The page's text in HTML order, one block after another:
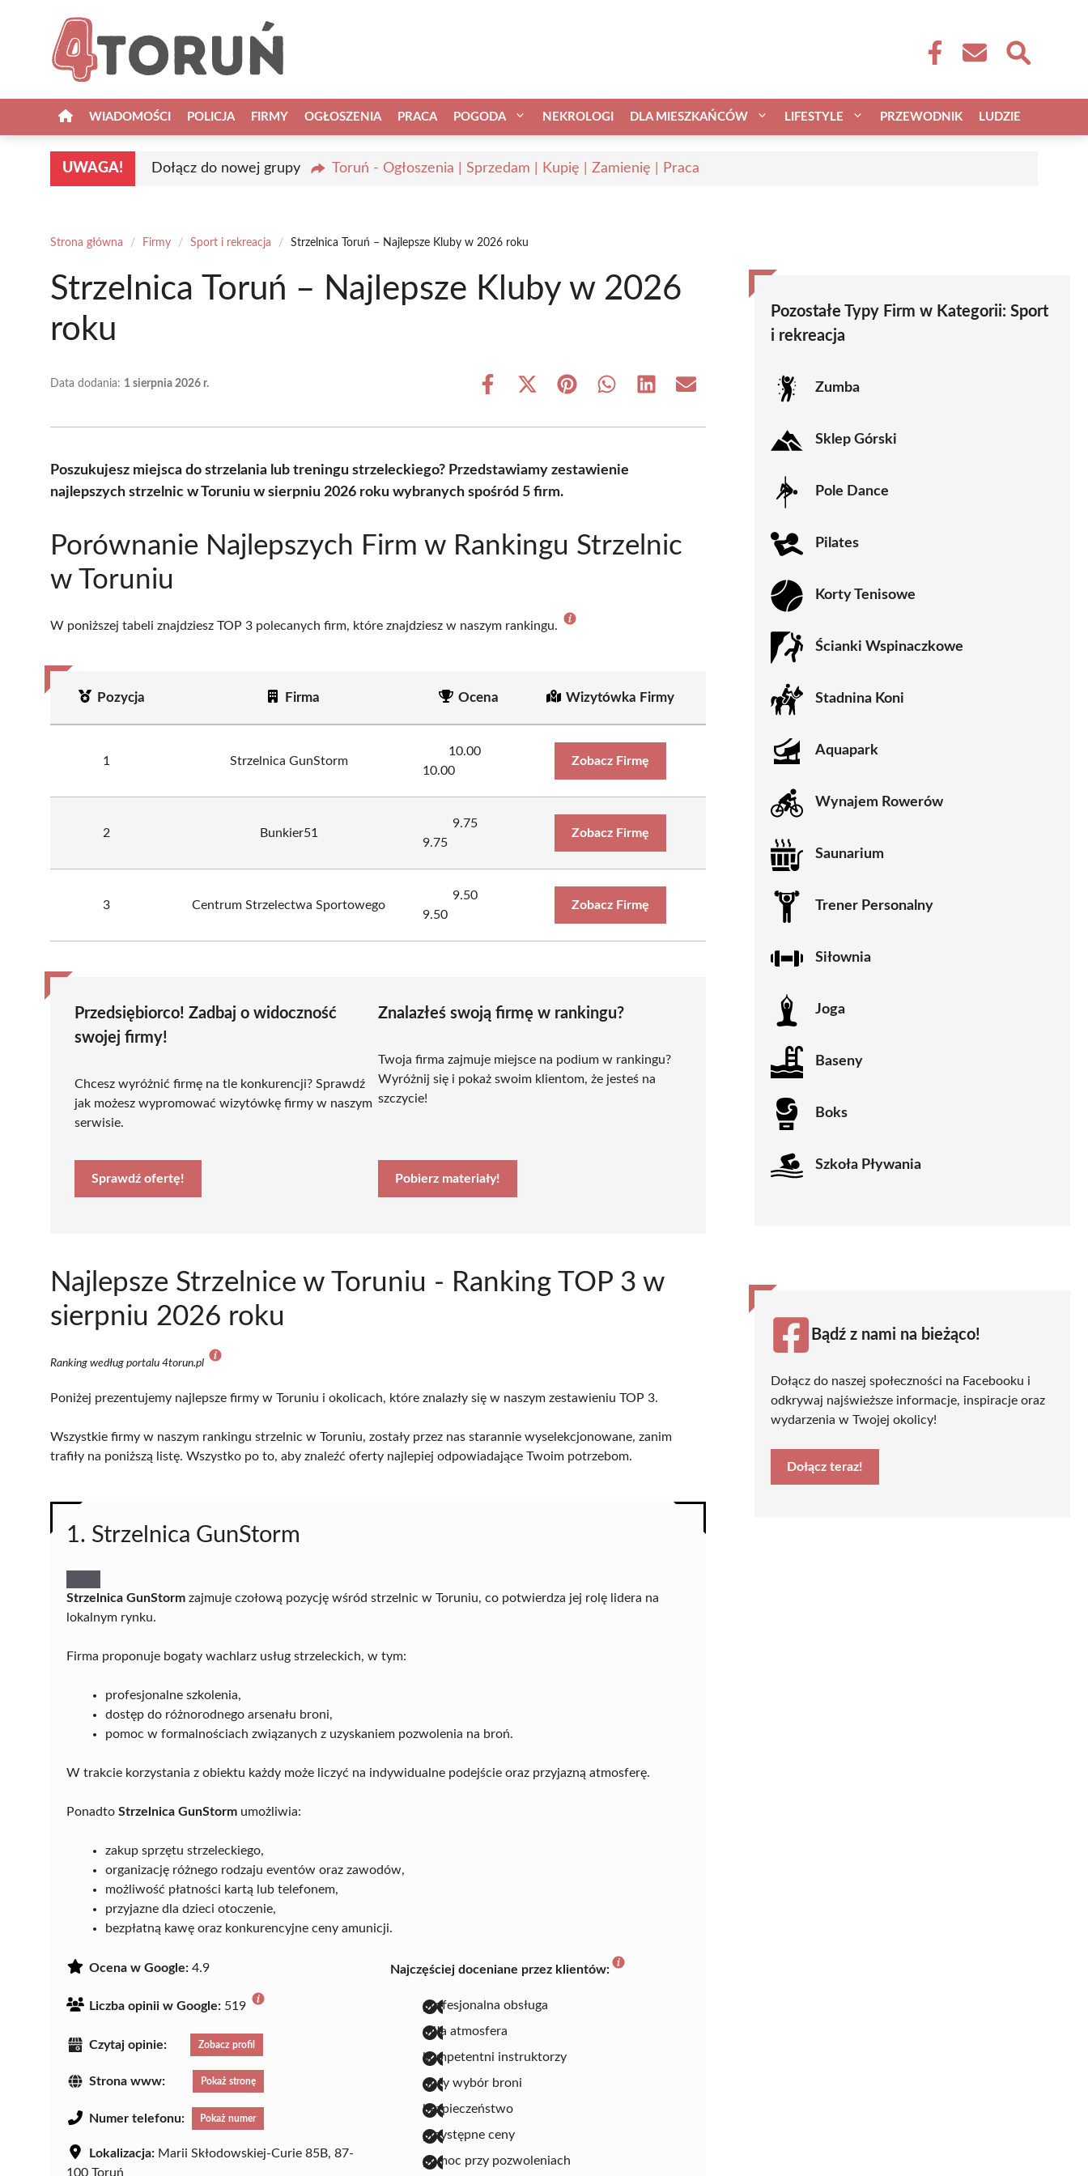
WIADOMOŚCI POLICJA FIRMY OGŁOSZENIA PRACA POGODA NEKROLOGI DLA MIESZKAŃCÓW LIFESTYLE PRZEWODNIK LUDZIE
UWAGA! Dołącz do nowej grupy Toruń - Ogłoszenia | Sprzedam | Kupię | Zamienię | Praca
Strona główna / Firmy / Sport i rekreacja / Strzelnica Toruń – Najlepsze Kluby w 2026 roku
Strzelnica Toruń – Najlepsze Kluby w 2026
roku
Data dodania: 1 sierpnia 2026 r.
Share
Share
(Twitter)
Share Share Share Share
Poszukujesz miejsca do strzelania lub treningu strzeleckiego? Przedstawiamy zestawienie
najlepszych strzelnic w Toruniu w sierpniu 2026 roku wybranych spośród 5 firm.
Porównanie Najlepszych Firm w Rankingu Strzelnic
w Toruniu
W poniższej tabeli znajdziesz TOP 3 polecanych firm, które znajdziesz w naszym rankingu.
Pozycja Firma Ocena Wizytówka Firmy
1 Strzelnica GunStorm
10.00
10.00
Zobacz Firmę
2 Bunkier51
9.75
9.75
Zobacz Firmę
3 Centrum Strzelectwa Sportowego
9.50
9.50
Zobacz Firmę
Przedsiębiorco! Zadbaj o widoczność
swojej firmy!
Chcesz wyróżnić firmę na tle konkurencji? Sprawdź
jak możesz wypromować wizytówkę firmy w naszym
serwisie.
Sprawdź ofertę!
Znalazłeś swoją firmę w rankingu?
Twoja firma zajmuje miejsce na podium w rankingu?
Wyróżnij się i pokaż swoim klientom, że jesteś na
szczycie!
Pobierz materiały!
Najlepsze Strzelnice w Toruniu - Ranking TOP 3 w
sierpniu 2026 roku
Ranking według portalu 4torun.pl
Poniżej prezentujemy najlepsze firmy w Toruniu i okolicach, które znalazły się w naszym zestawieniu TOP 3.
Wszystkie firmy w naszym rankingu strzelnic w Toruniu, zostały przez nas starannie wyselekcjonowane, zanim
trafiły na poniższą listę. Wszystko po to, aby znaleźć oferty najlepiej odpowiadające Twoim potrzebom.
1. Strzelnica GunStorm
Strzelnica GunStorm zajmuje czołową pozycję wśród strzelnic w Toruniu, co potwierdza jej rolę lidera na
lokalnym rynku.
Firma proponuje bogaty wachlarz usług strzeleckich, w tym:
profesjonalne szkolenia,
dostęp do różnorodnego arsenału broni,
pomoc w formalnościach związanych z uzyskaniem pozwolenia na broń.
W trakcie korzystania z obiektu każdy może liczyć na indywidualne podejście oraz przyjazną atmosferę.
Ponadto Strzelnica GunStorm umożliwia:
zakup sprzętu strzeleckiego,
organizację różnego rodzaju eventów oraz zawodów,
możliwość płatności kartą lub telefonem,
przyjazne dla dzieci otoczenie,
bezpłatną kawę oraz konkurencyjne ceny amunicji.
Ocena w Google: 4.9
Liczba opinii w Google: 519
Czytaj opinie: Zobacz profil
Strona www: Pokaż stronę
Numer telefonu: Pokaż numer
Lokalizacja: Marii Skłodowskiej-Curie 85B, 87-
100 Toruń
Najczęściej doceniane przez klientów:
profesjonalna obsługa
miła atmosfera
kompetentni instruktorzy
duży wybór broni
bezpieczeństwo
przystępne ceny
pomoc przy pozwoleniach
Pozostałe Typy Firm w Kategorii: Sport
i rekreacja
Zumba
Sklep Górski
Pole Dance
Pilates
Korty Tenisowe
Ścianki Wspinaczkowe
Stadnina Koni
Aquapark
Wynajem Rowerów
Saunarium
Trener Personalny
Siłownia
Joga
Baseny
Boks
Szkoła Pływania
Bądź z nami na bieżąco!
Dołącz do naszej społeczności na Facebooku i
odkrywaj najświeższe informacje, inspiracje oraz
wydarzenia w Twojej okolicy!
Dołącz teraz!